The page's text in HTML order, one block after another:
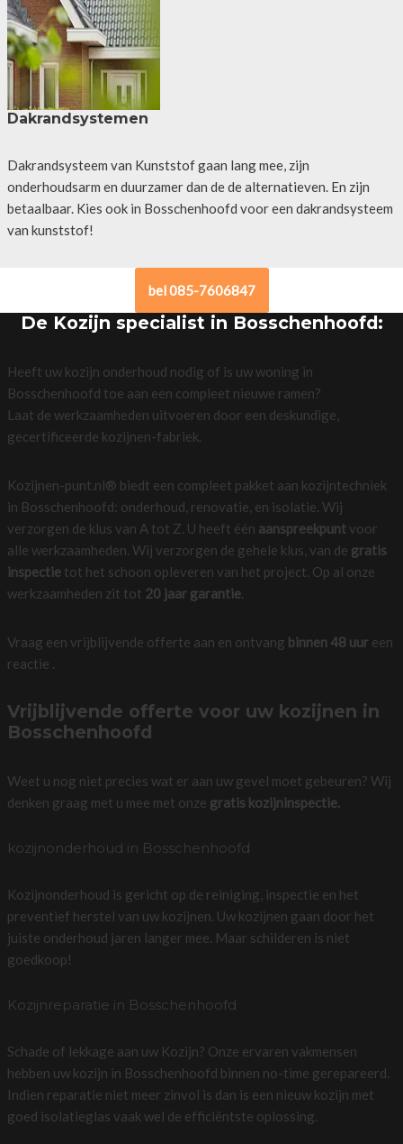
Dakrandsystemen
Dakrandsysteem van Kunststof gaan lang mee, zijn
onderhoudsarm en duurzamer dan de de alternatieven. En zijn
betaalbaar. Kies ook in Bosschenhoofd voor een dakrandsysteem
van kunststof!
bel 085-7606847
De Kozijn specialist in Bosschenhoofd:
Heeft uw kozijn onderhoud nodig of is uw woning in
Bosschenhoofd toe aan een compleet nieuwe ramen?
Laat de werkzaamheden uitvoeren door een deskundige,
gecertificeerde kozijnen-fabriek.
Kozijnen-punt.nl® biedt een compleet pakket aan kozijntechniek
in Bosschenhoofd: onderhoud, renovatie, en isolatie. Wij
verzorgen de klus van A tot Z. U heeft één aanspreekpuntvoor
alle werkzaamheden. Wij verzorgen de gehele klus, van de gratis
inspectietot het schoon opleveren van het project. Op al onze
werkzaamheden zit tot 20 jaar garantie.
Vraag een vrijblijvende offerte aan en ontvang binnen 48 uureen
reactie .
Vrijblijvende offerte voor uw kozijnen in
Bosschenhoofd
Weet u nog niet precies wat er aan uw gevel moet gebeuren? Wij
denken graag met u mee met onze gratis kozijninspectie.
kozijnonderhoud in Bosschenhoofd
Kozijnonderhoud is gericht op de reiniging, inspectie en het
preventief herstel van uw kozijnen. Uw kozijnen gaan door het
juiste onderhoud jaren langer mee. Maar schilderen is niet
goedkoop!
Kozijnreparatie in Bosschenhoofd
Schade of lekkage aan uw Kozijn? Onze ervaren vakmensen
hebben uw kozijn in Bosschenhoofd binnen no-time gerepareerd.
Indien reparatie niet meer zinvol is dan is een nieuw kozijn met
goed isolatieglas vaak wel de efficiëntste oplossing.